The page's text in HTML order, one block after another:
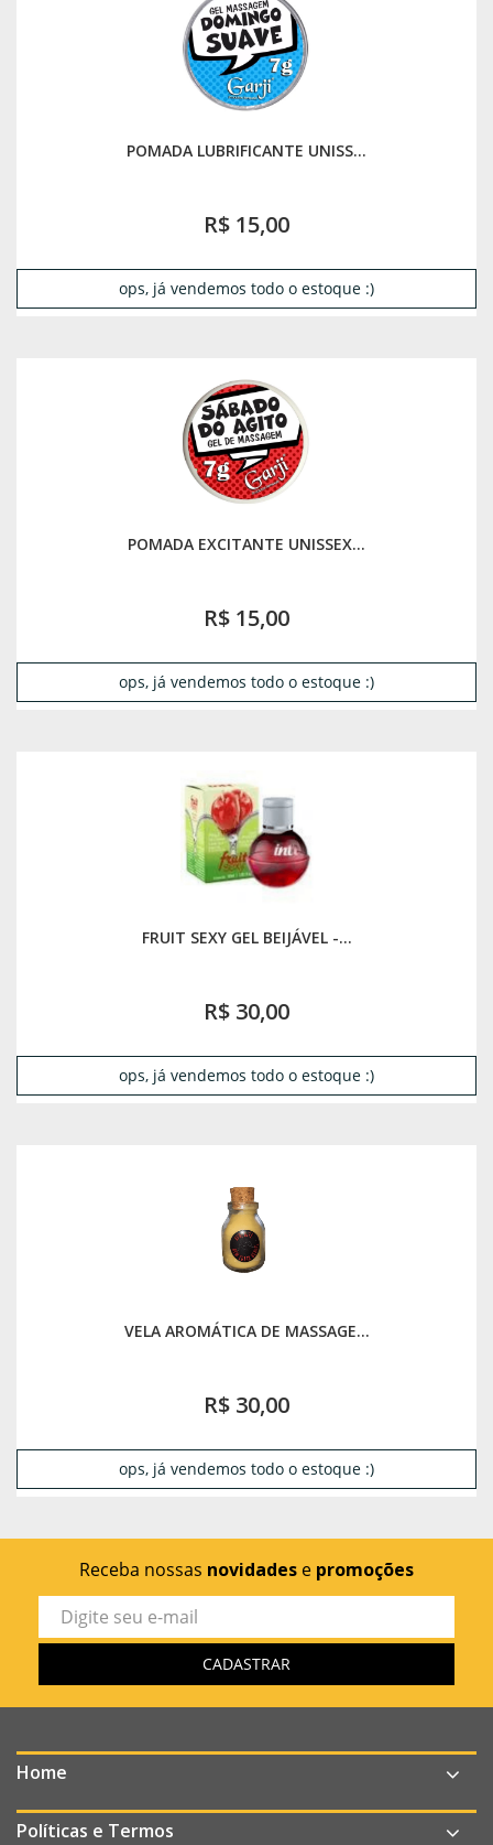
POMADA LUBRIFICANTE UNISS...
R$ 15,00
ops, já vendemos todo o estoque :)
POMADA EXCITANTE UNISSEX...
R$ 15,00
ops, já vendemos todo o estoque :)
FRUIT SEXY GEL BEIJÁVEL -...
R$ 30,00
ops, já vendemos todo o estoque :)
VELA AROMÁTICA DE MASSAGE...
R$ 30,00
ops, já vendemos todo o estoque :)
Receba nossas novidades e promoções
Home
Políticas e Termos